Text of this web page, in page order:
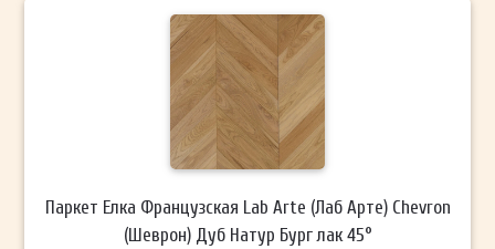
Паркет Елка Французская Lab Arte (Лаб Арте) Chevron
(Шеврон) Дуб Натур Бург лак 45°